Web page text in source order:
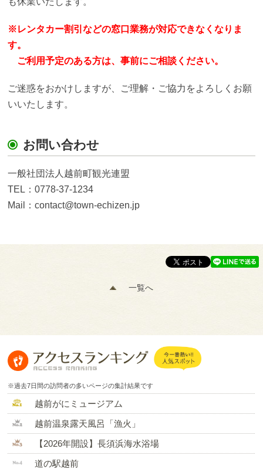
※過去7日間の訪問者の多いページの集計結果です
越前がにミュージアム
越前温泉露天風呂「漁火」
【2026年開設】長須浜海水浴場
道の駅越前
※レンタカー割引などの窓口業務が対応できなくなりま
す。
ご利用予定のある方は、事前にご相談ください。
ご迷惑をおかけしますが、ご理解・ご協力をよろしくお願
いいたします。
お問い合わせ
一般社団法人越前町観光連盟
TEL：0778-37-1234
Mail：contact@town-echizen.jp
一覧へ